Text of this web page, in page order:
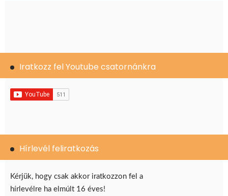
Iratkozz fel Youtube csatornánkra
Hírlevél feliratkozás